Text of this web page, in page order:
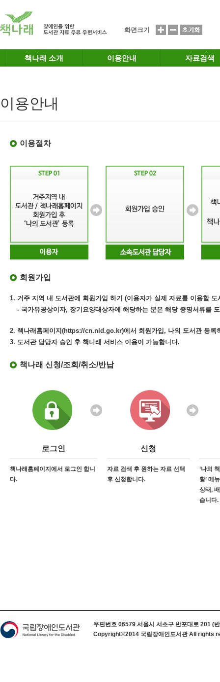
화면크기
책나래 소개 이용안내 자료검색
이용안내
이용절차
회원가입
1. 거주 지역 내 도서관에 회원가입 하기 (이용자가 실제 자료를 이용할 도
- 국가유공상이자, 장기요양대상자에 해당하는 분은 해당 증명서류를
2. 책나래홈페이지(https://cn.nld.go.kr)에서 회원가입, 나의 도서관 등록
3. 도서관 담당자 승인 후 책나래 서비스 이용이 가능합니다.
책나래 신청/조회/취소/반납
로그인
책나래홈페이지에서 로그인 합니
다.
신청
자료 검색 후 원하는 자료 선택
후 신청합니다.
‘나의
황’ 메
상태,
습니다.
우편번호 06579 서울시 서초구 반포대로 201 (
Copyright©2014 국립장애인도서관 All rights